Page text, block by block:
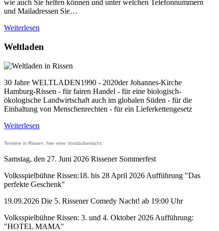
wie auch Sie helfen können und unter welchen Telefonnummern
und Mailadressen Sie…
Weiterlesen
Weltladen
30 Jahre WELTLADEN1990 - 2020der Johannes-Kirche
Hamburg-Rissen - für fairen Handel - für eine biologisch-
ökologische Landwirtschaft auch im globalen Süden - für die
Einhaltung von Menschenrechten - für ein Lieferkettengesetz
Weiterlesen
Termine in Rissen, hier eine Vorabübersicht:
Samstag, den 27. Juni 2026 Rissener Sommerfest
Volksspielbühne Rissen:18. bis 28 April 2026 Aufführung "Das
perfekte Geschenk"
19.09.2026 Die 5. Rissener Comedy Nacht! ab 19:00 Uhr
Volksspielbühne Rissen: 3. und 4. Oktober 2026 Aufführung:
"HOTEL MAMA"